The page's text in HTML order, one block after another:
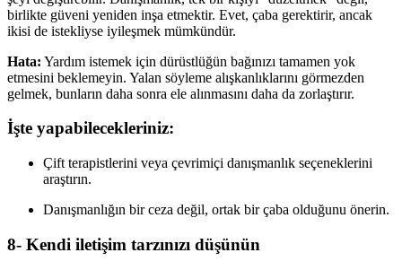
birlikte güveni yeniden inşa etmektir. Evet, çaba gerektirir, ancak
ikisi de istekliyse iyileşmek mümkündür.
Hata: Yardım istemek için dürüstlüğün bağınızı tamamen yok
etmesini beklemeyin. Yalan söyleme alışkanlıklarını görmezden
gelmek, bunların daha sonra ele alınmasını daha da zorlaştırır.
İşte yapabilecekleriniz:
Çift terapistlerini veya çevrimiçi danışmanlık seçeneklerini
araştırın.
Danışmanlığın bir ceza değil, ortak bir çaba olduğunu önerin.
8- Kendi iletişim tarzınızı düşünün